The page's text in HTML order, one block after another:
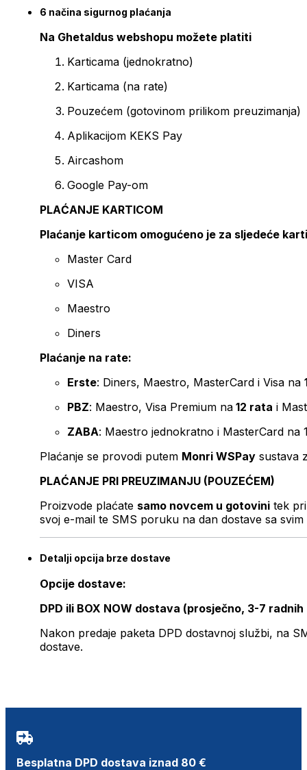
6 načina sigurnog plaćanja
Na Ghetaldus webshopu možete platiti
Karticama (jednokratno)
Karticama (na rate)
Pouzećem (gotovinom prilikom preuzimanja)
Aplikacijom KEKS Pay
Aircashom
Google Pay-om
PLAĆANJE KARTICOM
Plaćanje karticom omogućeno je za sljedeće
Master Card
VISA
Maestro
Diners
Plaćanje na rate:
Erste: Diners, Maestro, MasterCard i Visa na
PBZ: Maestro, Visa Premium na 12 rata i
ZABA: Maestro jednokratno i MasterCard na
Plaćanje se provodi putem Monri WSPay sustava
PLAĆANJE PRI PREUZIMANJU (POUZEĆEM)
Proizvode plaćate samo novcem u gotovini tek
svoj e-mail te SMS poruku na dan dostave sa svim
Detalji opcija brze dostave
Opcije dostave:
DPD ili BOX NOW dostava (prosječno, 3-7 radnih
Nakon predaje paketa DPD dostavnoj službi, na
dostave.
Besplatna DPD dostava iznad 80 €